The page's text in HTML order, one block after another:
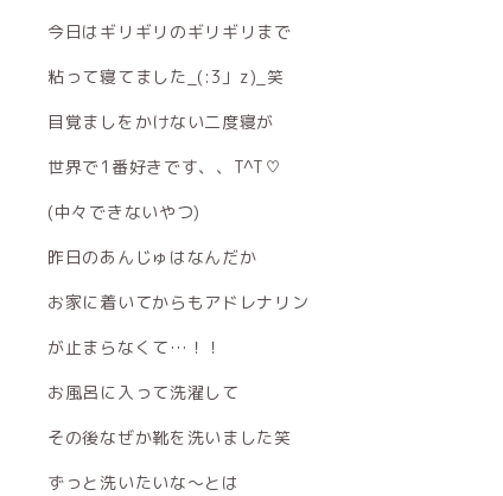
今日はギリギリのギリギリまで
粘って寝てました_(:3」z)_笑
目覚ましをかけない二度寝が
世界で1番好きです、、T^T♡
(中々できないやつ)
昨日のあんじゅはなんだか
お家に着いてからもアドレナリン
が止まらなくて…！！
お風呂に入って洗濯して
その後なぜか靴を洗いました笑
ずっと洗いたいな〜とは